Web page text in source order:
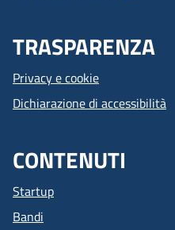
TRASPARENZA
Privacy e cookie
Dichiarazione di accessibilità
CONTENUTI
Startup
Bandi